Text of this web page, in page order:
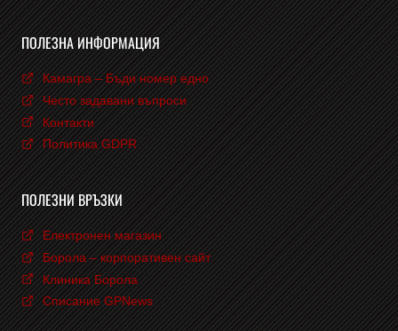
ПОЛЕЗНА ИНФОРМАЦИЯ
Камагра – Бъди номер едно
Често задавани въпроси
Контакти
Политика GDPR
ПОЛЕЗНИ ВРЪЗКИ
Електронен магазин
Борола – корпоративен сайт
Клиника Борола
Списание GPNews